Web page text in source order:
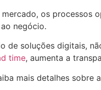
os processos
negócio.
de soluções digitais,
time, aumenta a
mais detalhes